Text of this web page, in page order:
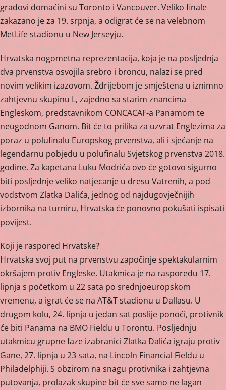
gradovi domaćini su Toronto i Vancouver. Veliko finale
zakazano je za 19. srpnja, a odigrat će se na velebnom
MetLife stadionu u New Jerseyju.
Hrvatska nogometna reprezentacija, koja je na posljednja
dva prvenstva osvojila srebro i broncu, nalazi se pred
novim velikim izazovom. Ždrijebom je smještena u iznimno
zahtjevnu skupinu L, zajedno sa starim znancima
Engleskom, predstavnikom CONCACAF-a Panamom te
neugodnom Ganom. Bit će to prilika za uzvrat Englezima za
poraz u polufinalu Europskog prvenstva, ali i sjećanje na
legendarnu pobjedu u polufinalu Svjetskog prvenstva 2018.
godine. Za kapetana Luku Modrića ovo će gotovo sigurno
biti posljednje veliko natjecanje u dresu Vatrenih, a pod
vodstvom Zlatka Dalića, jednog od najdugovječnijih
izbornika na turniru, Hrvatska će ponovno pokušati ispisati
povijest.
Koji je raspored Hrvatske?
Hrvatska svoj put na prvenstvu započinje spektakularnim
okršajem protiv Engleske. Utakmica je na rasporedu 17.
lipnja s početkom u 22 sata po srednjoeuropskom
vremenu, a igrat će se na AT&T stadionu u Dallasu. U
drugom kolu, 24. lipnja u jedan sat poslije ponoći, protivnik
će biti Panama na BMO Fieldu u Torontu. Posljednju
utakmicu grupne faze izabranici Zlatka Dalića igraju protiv
Gane, 27. lipnja u 23 sata, na Lincoln Financial Fieldu u
Philadelphiji. S obzirom na snagu protivnika i zahtjevna
putovanja, prolazak skupine bit će sve samo ne lagan